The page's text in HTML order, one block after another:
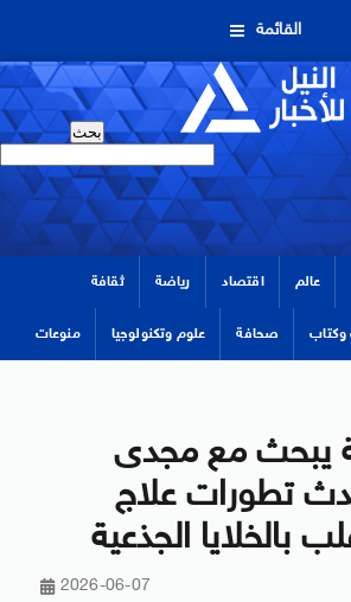
القائمة
عالم اقتصاد رياضة ثقافة
وكتاب صحافة علوم وتكنولوجيا منوعات
يبحث مع مجدى
تطورات علاج
بالخلايا الجذعية
2026-06-07